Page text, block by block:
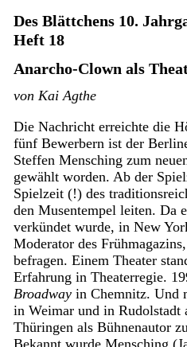
Des Blättchens 10.
Heft 18
Anarcho-Clown als
von Kai Agthe
Die Nachricht erreichte die
fünf Bewerbern ist der
Steffen Mensching zum
gewählt worden. Ab der
Spielzeit (!) des
den Musentempel leiten. Da
verkündet wurde, in New
Moderator des
befragen. Einem Theater
Erfahrung in Theaterregie.
Broadway in Chemnitz. Und
in Weimar und in Rudolstadt
Thüringen als Bühnenautor
Bekannt wurde Mensching